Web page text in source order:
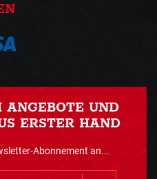
UND
ERSTER HAND
Abonnement an...